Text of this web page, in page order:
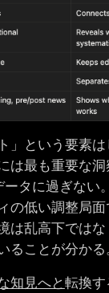
」という要素
は最も重要な
タに過ぎない
の低い調整局
は乱高下では
ることが分かる
知見へと転換す